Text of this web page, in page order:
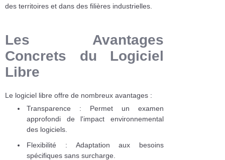
des territoires et dans des filières industrielles.
Les Avantages
Concrets du Logiciel
Libre
Le logiciel libre offre de nombreux avantages :
Transparence : Permet un examen
approfondi de l'impact environnemental
des logiciels.
Flexibilité : Adaptation aux besoins
spécifiques sans surcharge.